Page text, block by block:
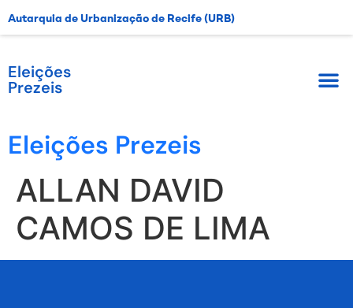
Autarquia de Urbanização de Recife (URB)
Eleições
Prezeis
Eleições Prezeis
ALLAN DAVID
CAMOS DE LIMA